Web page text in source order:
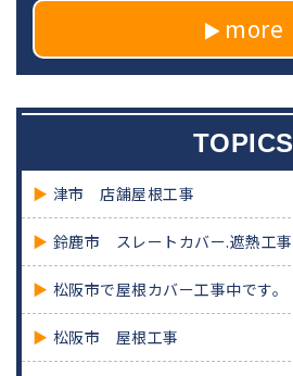
more
TOPICS
津市 店舗屋根工事
鈴鹿市 スレートカバー.遮熱工事
松阪市で屋根カバー工事中です。
松阪市 屋根工事